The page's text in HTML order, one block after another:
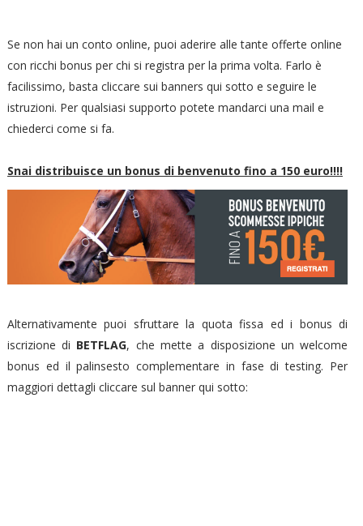
Se non hai un conto online, puoi aderire alle tante offerte online
con ricchi bonus per chi si registra per la prima volta. Farlo è
facilissimo, basta cliccare sui banners qui sotto e seguire le
istruzioni. Per qualsiasi supporto potete mandarci una mail e
chiederci come si fa.
Snai distribuisce un bonus di benvenuto fino a 150 euro!!!!
Alternativamente puoi sfruttare la quota fissa ed i bonus di
iscrizione di BETFLAG, che mette a disposizione un welcome
bonus ed il palinsesto complementare in fase di testing. Per
maggiori dettagli cliccare sul banner qui sotto: